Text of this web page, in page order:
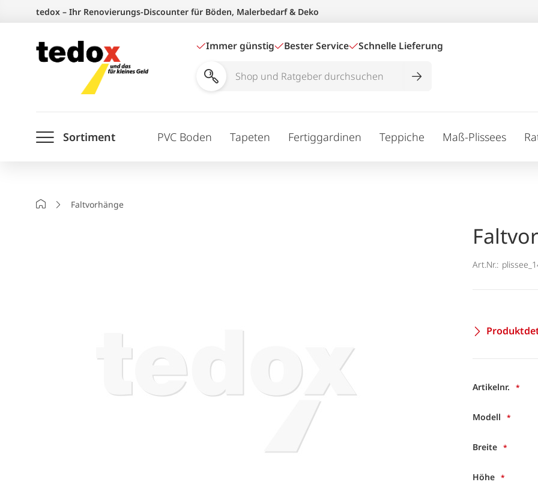
springen
tedox – Ihr Renovierungs-Discounter für Böden, Malerbedarf & Deko
Immer günstig Bester Service Schnelle Lieferung
Shop
durchsuchen
Sortiment PVC Boden Tapeten Fertiggardinen Teppiche Maß-Plissees
StartseiteFaltvorhänge
Art.Nr.:
Artikelnr.
Modell
Breite
Höhe